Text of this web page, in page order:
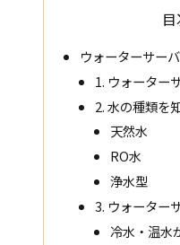
ウォーターサー
1. ウォーター
2. 水の種類を
天然水
RO水
浄水型
3. ウォーター
冷水・温水